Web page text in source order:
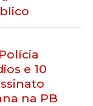
e 10
na PB